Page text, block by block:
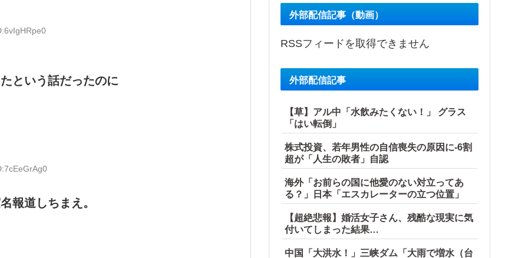
という話だったのに
報道しちまえ。
外部配信記事（動画）
RSSフィードを取得できません
外部配信記事
【草】アル中「水飲みたくない！」 グラス
「はい転倒」
株式投資、若年男性の自信喪失の原因に-6割
超が「人生の敗者」自認
海外「お前らの国に他愛のない対立ってあ
る？」日本「エスカレーターの立つ位置」
【超絶悲報】婚活女子さん、残酷な現実に気
付いてしまった結果…
中国「大洪水！」三峡ダム「大雨で増水（台